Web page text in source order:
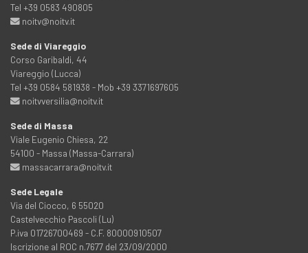
Tel +39 0583 490805
noitv@noitv.it
Sede di Viareggio
Corso Garibaldi, 44
Viareggio (Lucca)
Tel +39 0584 581938 - Mob +39 3371697605
noitvversilia@noitv.it
Sede di Massa
Viale Eugenio Chiesa, 22
54100 - Massa (Massa-Carrara)
massacarrara@noitv.it
Sede Legale
Via del Ciocco, 6 55020
Castelvecchio Pascoli (Lu)
P.iva 01726700469 - C.F. 80000910507
Iscrizione al ROC n.7677 del 23/09/2000